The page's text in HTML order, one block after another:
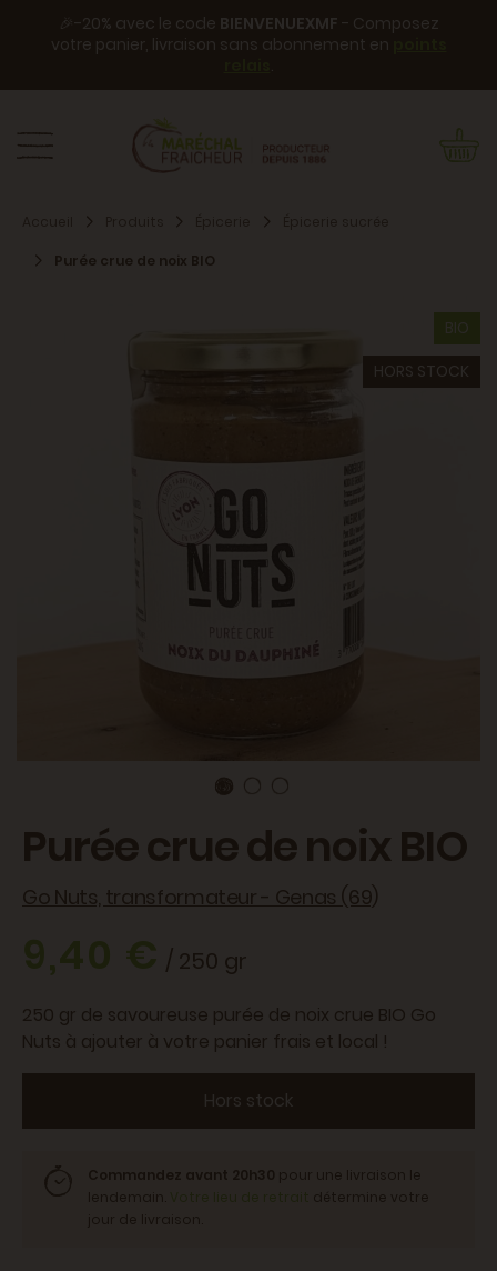
🎉-20% avec le code BIENVENUEXMF - Composez
votre panier, livraison sans abonnement en
.
Purée crue de noix BIO
BIO
HORS STOCK
Purée crue de noix BIO
Go Nuts, transformateur - Genas (69)
9,40 €/ 250 gr
250 gr de savoureuse purée de noix crue BIO Go
Nuts à ajouter à votre panier frais et local !
Hors stock